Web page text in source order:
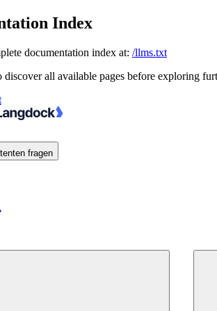
Index
documentation index at: /llms.txt
discover all available pages before exploring
fragen